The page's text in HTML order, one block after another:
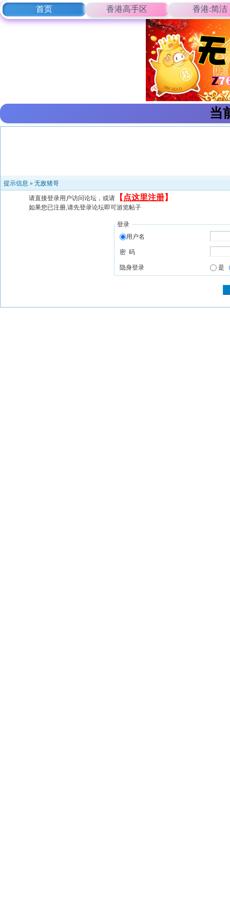
首页 香港高手区 香港:简洁
当
提示信息 » 无敌猪哥
请直接登录用户访问论坛，或请 【 点这里注册】
如果您已注册,请先登录论坛即可游览帖子
登录
用户名
密 码
隐身登录 是